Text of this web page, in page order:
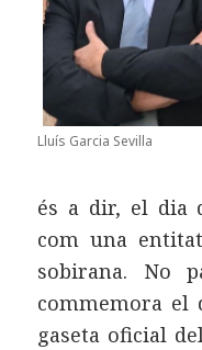
Lluís Garcia Sevilla
és a dir, el dia
com una
sobirana. No
commemora el
gaseta oficial